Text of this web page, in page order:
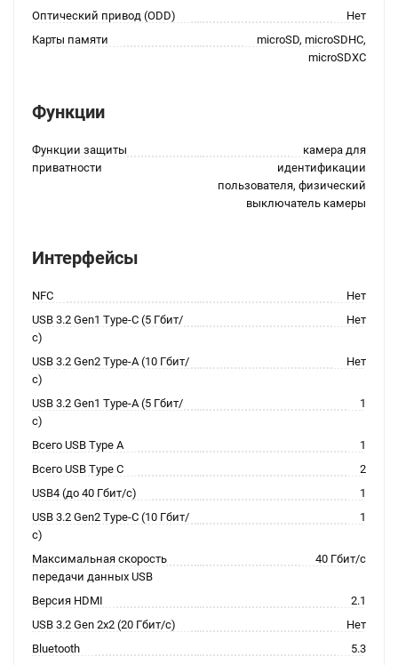
Оптический привод (ODD)
Нет
Карты памяти
microSD, microSDHC,
microSDXC
Функции
Функции защиты
приватности
камера для
идентификации
пользователя, физический
выключатель камеры
Интерфейсы
NFC
Нет
USB 3.2 Gen1 Type-C (5 Гбит/
с)
Нет
USB 3.2 Gen2 Type-A (10 Гбит/
с)
Нет
USB 3.2 Gen1 Type-A (5 Гбит/
с)
1
Всего USB Type A
1
Всего USB Type C
2
USB4 (до 40 Гбит/с)
1
USB 3.2 Gen2 Type-C (10 Гбит/
с)
1
Максимальная скорость
передачи данных USB
40 Гбит/с
Версия HDMI
2.1
USB 3.2 Gen 2x2 (20 Гбит/с)
Нет
Bluetooth
5.3